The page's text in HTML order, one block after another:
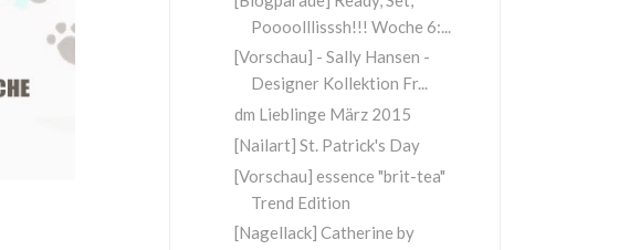
Poooolllisssh!!! Woche 6:...
[Vorschau] - Sally Hansen -
Designer Kollektion Fr...
dm Lieblinge März 2015
[Nailart] St. Patrick's Day
[Vorschau] essence "brit-tea"
Trend Edition
[Nagellack] Catherine by